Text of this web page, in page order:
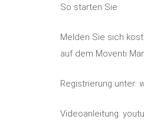
So starten Sie
Melden Sie sich
auf dem Moventi
Registrierung unter:
Videoanleitung: